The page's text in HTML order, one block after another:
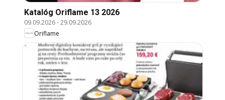
Katalóg Oriflame 13 2026
09.09.2026-29.09.2026
Oriflame